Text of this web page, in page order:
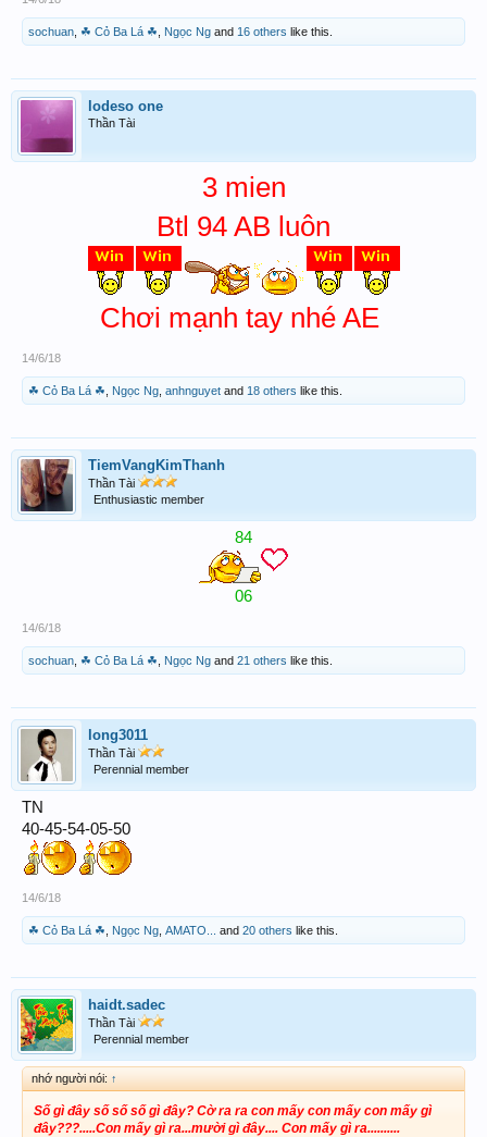
sochuan ☘ Cỏ Ba Lá ☘ Ngọc Ng and 16 others like this.
lodeso one
Thần Tài
3 mien
Btl 94 AB luôn
Chơi mạnh tay nhé AE
14/6/18
☘ Cỏ Ba Lá ☘ Ngọc Ng anhnguyet and 18 others like this.
TiemVangKimThanh
Thần Tài
Enthusiastic member
84
06
14/6/18
sochuan ☘ Cỏ Ba Lá ☘ Ngọc Ng and 21 others like this.
long3011
Thần Tài
Perennial member
TN
40-45-54-05-50
14/6/18
☘ Cỏ Ba Lá ☘ Ngọc Ng AMATO... and 20 others like this.
haidt.sadec
Thần Tài
Perennial member
nhớ người nói: ↑
Số gì đây số số số gì đây? Cờ ra ra con mấy con mấy con mấy gì
đây???.....Con mấy gì ra...mười gì đây.... Con mấy gì ra..........